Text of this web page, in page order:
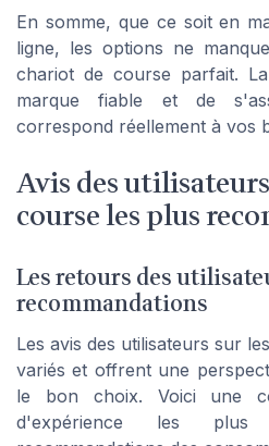
En somme, que ce soit en
ligne, les options ne
chariot de course parfait.
marque fiable et de
correspond réellement à vos
Avis des
course les plus
Les retours des
recommandations
Les avis des utilisateurs sur
variés et offrent une
le bon choix. Voici une
d'expérience les